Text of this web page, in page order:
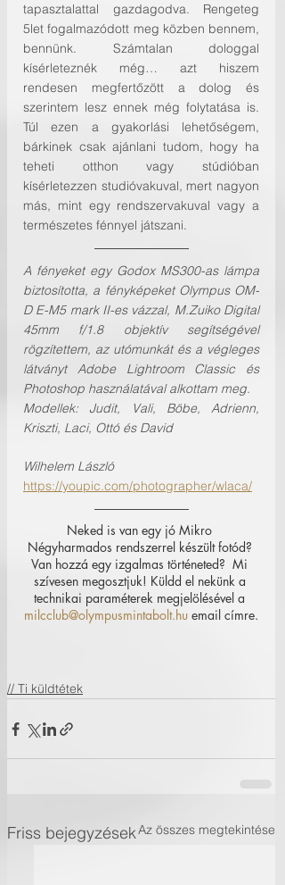
tapasztalattal gazdagodva. Rengeteg
5let fogalmazódott meg közben bennem,
bennünk. Számtalan dologgal
kísérleteznék még… azt hiszem
rendesen megfertőzött a dolog és
szerintem lesz ennek még folytatása is.
Túl ezen a gyakorlási lehetőségem,
bárkinek csak ajánlani tudom, hogy ha
teheti otthon vagy stúdióban
kísérletezzen studióvakuval, mert nagyon
más, mint egy rendszervakuval vagy a
természetes fénnyel játszani.
A fényeket egy Godox MS300-as lámpa
biztosította, a fényképeket Olympus OM-
D E-M5 mark II-es vázzal, M.Zuiko Digital
45mm f/1.8 objektív segítségével
rögzítettem, az utómunkát és a végleges
látványt Adobe Lightroom Classic és
Photoshop használatával alkottam meg.
Modellek: Judit, Vali, Böbe, Adrienn,
Kriszti, Laci, Ottó és David
Wilhelem László
https://youpic.com/photographer/wlaca/
Neked is van egy jó Mikro
Négyharmados rendszerrel készült fotód?
Van hozzá egy izgalmas történeted?  Mi
szívesen megosztjuk! Küldd el nekünk a
technikai paraméterek megjelölésével a
milcclub@olympusmintabolt.hu email címre.
// Ti küldtétek
Friss bejegyzésekAz összes megtekintése